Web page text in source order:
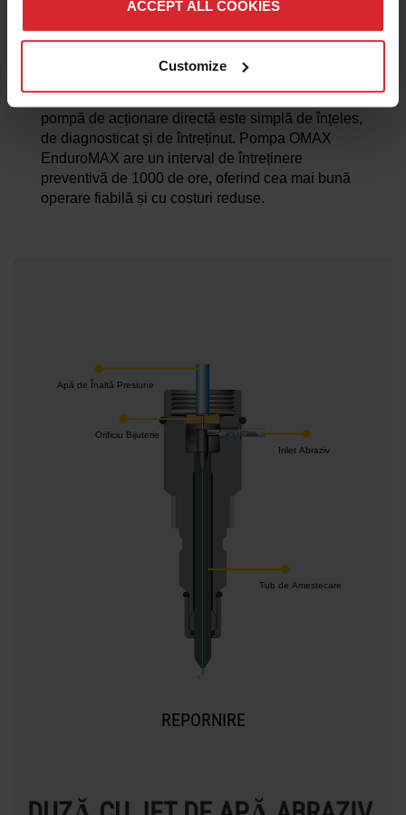
ACCEPT ALL COOKIES
Customize
intensificatoare tradițională și astfel poate livra mai
multă putere netă la duza de tăiere, rezultând o
riscul scurgerilor hidraulice murdare. În plus, o
pompă de acționare directă este simplă de înțeles,
de diagnosticat și de întreținut. Pompa OMAX
EnduroMAX are un interval de întreținere
preventivă de 1000 de ore, oferind cea mai bună
operare fiabilă și cu costuri reduse.
Orificiu Bijuterie
Apă de Înaltă Presiune
Inlet Abraziv
Tub de Amestecare
REPORNIRE